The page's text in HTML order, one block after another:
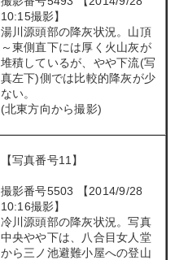
10:15撮影】
湯川源頭部の降灰状況。山頂
～東側直下には厚く火山灰が
堆積しているが、やや下流(写
真左下)側では比較的降灰が少
ない。
(北東方向から撮影)
【写真番号11】
撮影番号5503 【2014/9/28
10:16撮影】
冷川源頭部の降灰状況。写真
中央やや下は、八合目女人堂
から三ノ池避難小屋への登山